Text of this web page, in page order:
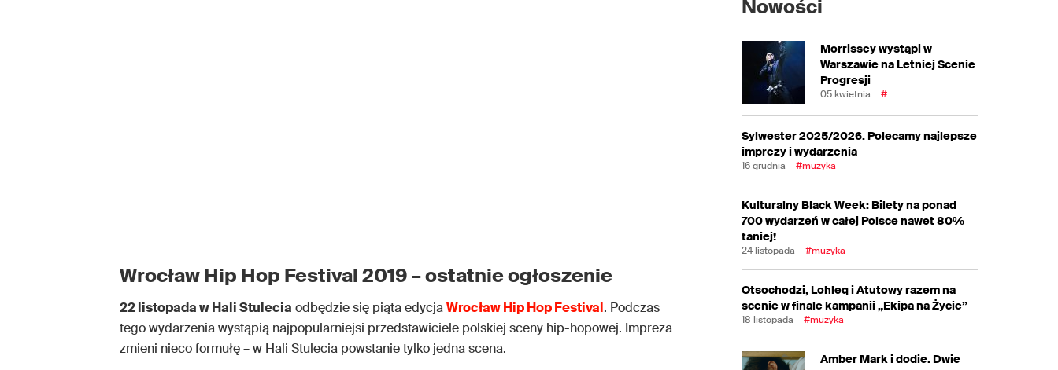
Wrocław Hip Hop Festival 2019 – ostatnie ogłoszenie
22 listopada w Hali Stulecia odbędzie się piąta edycjaWrocław Hip Hop Festival. Podczas
tego wydarzenia wystąpią najpopularniejsi przedstawiciele polskiej sceny hip-hopowej. Impreza
zmieni nieco formułę – w Hali Stulecia powstanie tylko jedna scena.
Nowości
Morrissey wystąpi w
Warszawie na Letniej Scenie
Progresji
05 kwietnia #
Sylwester 2025/2026. Polecamy najlepsze
imprezy i wydarzenia
16 grudnia #muzyka
Kulturalny Black Week: Bilety na ponad
700 wydarzeń w całej Polsce nawet 80%
taniej!
24 listopada #muzyka
Otsochodzi, Lohleq i Atutowy razem na
scenie w finale kampanii „Ekipa na Życie”
18 listopada #muzyka
Amber Mark i dodie. Dwie